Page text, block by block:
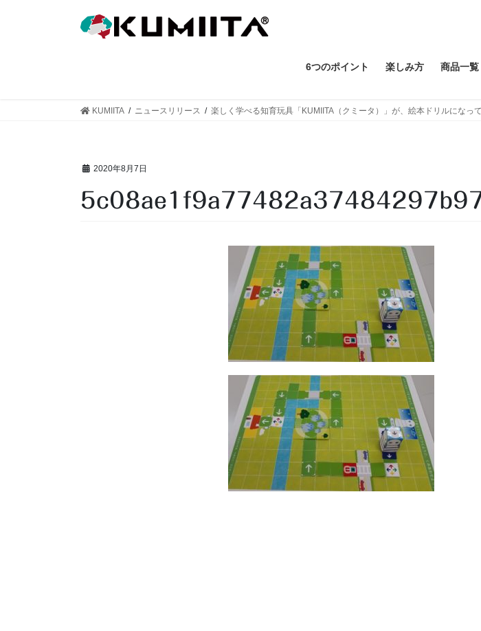
6つのポイント 楽しみ方 商品一覧
KUMIITA ニュースリリース 楽しく学べる知育玩具「KUMIITA（クミータ）」が、絵本ドリルになっ
2020年8月7日